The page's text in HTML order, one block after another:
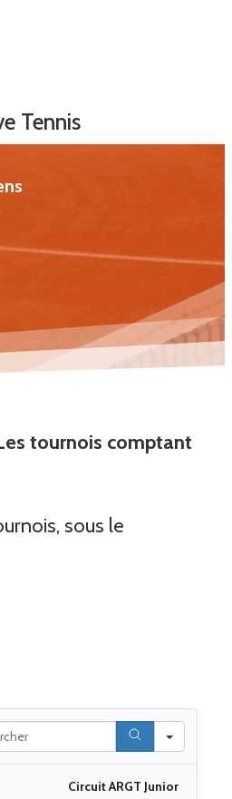
Tennis
tournois comptant
sous le
Circuit ARGT Junior